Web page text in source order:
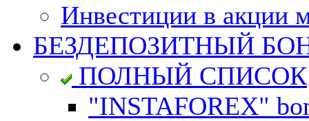
Инвестиции в акции
БЕЗДЕПОЗИТНЫЙ
ПОЛНЫЙ СПИСОК
"INSTAFOREX"